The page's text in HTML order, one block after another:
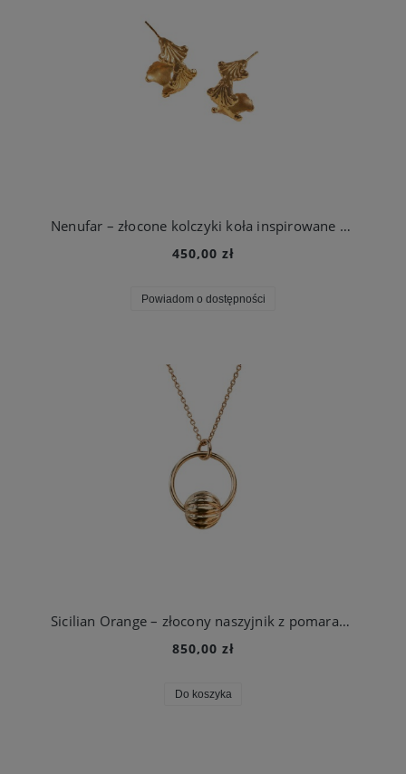
Nenufar – złocone kolczyki koła inspirowane kwiatem lotosu
450,00 zł
Powiadom o dostępności
Sicilian Orange – złocony naszyjnik z pomarańczą inspirowaną Sycylią
850,00 zł
Do koszyka